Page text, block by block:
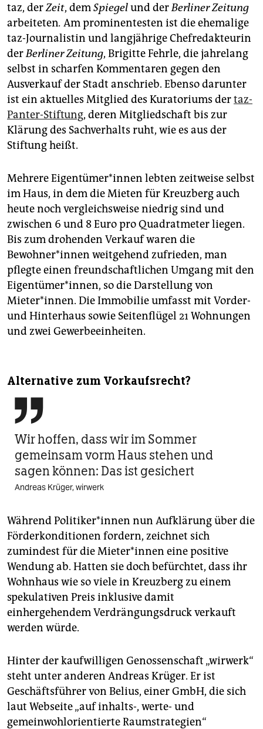
taz, derZeit, demSpiegelund derBerliner Zeitung
arbeiteten. Am prominentesten ist die ehemalige
taz-Journalistin und langjährige Chefredakteurin
derBerliner Zeitung, Brigitte Fehrle, die jahrelang
selbst in scharfen Kommentaren gegen den
Ausverkauf der Stadt anschrieb. Ebenso darunter
ist ein aktuelles Mitglied des Kuratoriums dertaz-
Panter-Stiftung, deren Mitgliedschaft bis zur
Klärung des Sachverhalts ruht, wie es aus der
Stiftung heißt.
Mehrere Ei­gen­tü­me­r*in­nen lebten zeitweise selbst
im Haus, in dem die Mieten für Kreuzberg auch
heute noch vergleichsweise niedrig sind und
zwischen 6 und 8 Euro pro Quadratmeter liegen.
Bis zum drohenden Verkauf waren die
Bewohner*in­nen weitgehend zufrieden, man
pflegte einen freundschaftlichen Umgang mit den
Eigentümer*innen, so die Darstellung von
Mieter*innen. Die Immobilie umfasst mit Vorder-
und Hinterhaus sowie Seitenflügel 21 Wohnungen
und zwei Gewerbeeinheiten.
Alternative zum Vorkaufsrecht?

Wir hoffen, dass wir im Sommer
gemeinsam vorm Haus stehen und
sagen können: Das ist gesichert
Andreas Krüger, wirwerk
Während Po­li­ti­ke­r*in­nen nun Aufklärung über die
Förderkonditionen fordern, zeichnet sich
zumindest für die Mie­te­r*in­nen eine positive
Wendung ab. Hatten sie doch befürchtet, dass ihr
Wohnhaus wie so viele in Kreuzberg zu einem
spekulativen Preis inklusive damit
einhergehendem Verdrängungsdruck verkauft
werden würde.
Hinter der kaufwilligen Genossenschaft „wirwerk“
steht unter anderen Andreas Krüger. Er ist
Geschäftsführer von Belius, einer GmbH, die sich
laut Webseite „auf inhalts-, werte- und
gemeinwohlorientierte Raumstrategien“